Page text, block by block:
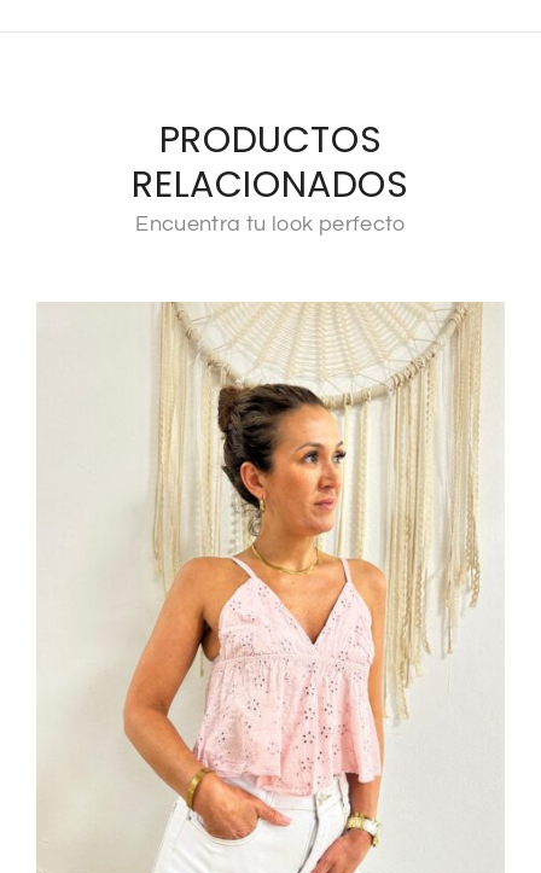
PRODUCTOS
RELACIONADOS
Encuentra tu look perfecto